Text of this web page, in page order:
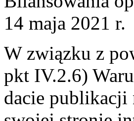
14 maja 2021 r.
W związku z
pkt IV.2.6)
dacie publikacji